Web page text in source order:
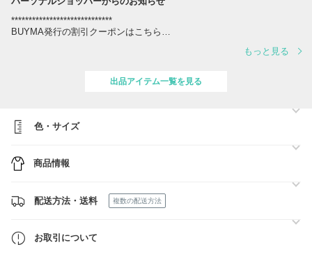
*****************************
BUYMA発行の割引クーポンはこちら
ご覧いただきありがとうございます!
ブランド直営店・正規販売店から厳選して買付を行っており、全て正規
インターネットでのお取引でご心配もあると思いますが、心を込めて丁
何かご質問等ございましたらお気軽にご連絡くださいませ。
もっと見る
出品アイテム一覧を見る
色・サイズ
商品情報
配送方法・送料 複数の配送方法
お取引について